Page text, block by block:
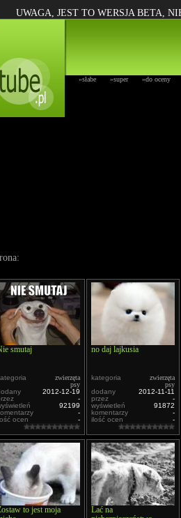
UWAGA, JEST TO WERSJA BETA,
»słabe »super »do oceny
smutaj
zwierzęta
psy
2012-12-19
-
92199
-
ocen
-
no daj lajkusia
kategoria
zwierzęta
psy
dodany
2012-11-11
przez
-
wyświetleń
91872
komentarzy
-
ilość ocen
-
to jest moja
Lać na